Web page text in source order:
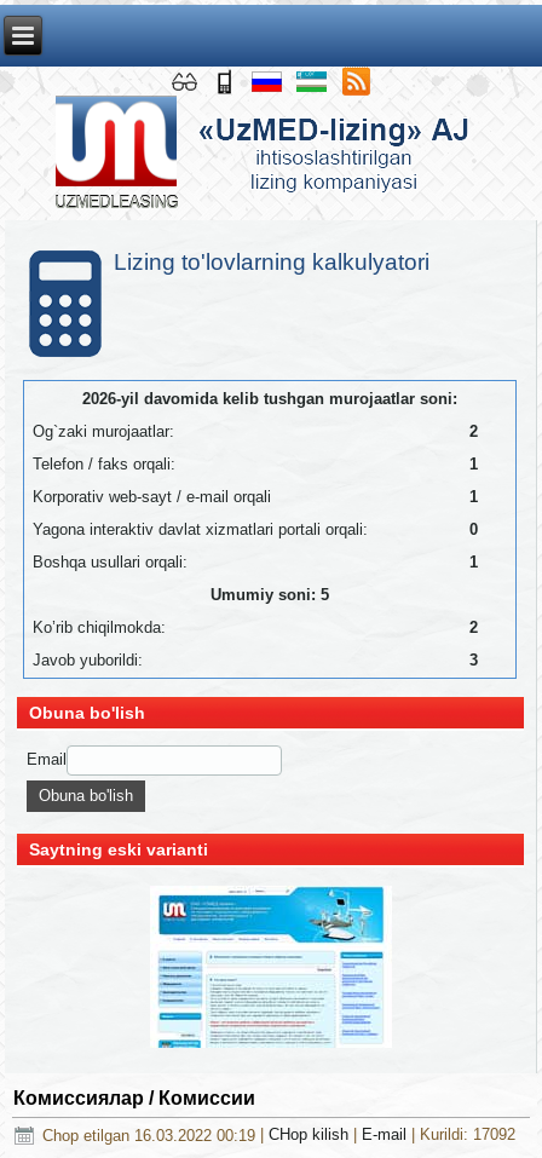
Lizing to'lovlarning kalkulyatori
2026-yil davomida kelib tushgan murojaatlar soni:
Og`zaki murojaatlar:
2
Telefon / faks orqali:
1
Korporativ web-sayt / e-mail orqali
1
Yagona interaktiv davlat xizmatlari portali orqali:
0
Boshqa usullari orqali:
1
Umumiy soni: 5
Ko’rib chiqilmokda:
2
Javob yuborildi:
3
Obuna bo'lish
Email
Saytning eski varianti
Комиссиялар / Комиссии
Chop etilgan 16.03.2022 00:19 |CHop kilish E-mail | Kurildi: 17092